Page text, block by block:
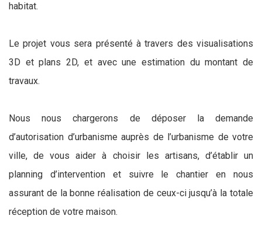
habitat.
Le projet vous sera présenté à travers des visualisations
3D et plans 2D, et avec une estimation du montant de
travaux.
Nous nous chargerons de déposer la demande
d’autorisation d’urbanisme auprès de l’urbanisme de votre
ville, de vous aider à choisir les artisans, d’établir un
planning d’intervention et suivre le chantier en nous
assurant de la bonne réalisation de ceux-ci jusqu’à la totale
réception de votre maison.